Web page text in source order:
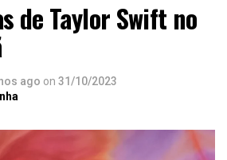
de Taylor Swift no
ago on 31/10/2023